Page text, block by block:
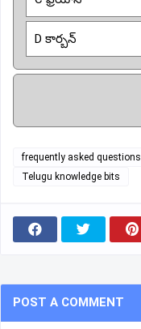
D కార్బన్
frequently asked questions
Telugu knowledge bits
POST A COMMENT